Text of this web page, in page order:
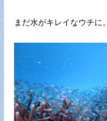
まだ水がキレイなウチに。